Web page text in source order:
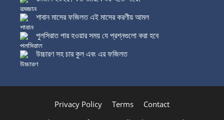
শাবান মাসের ফজিলত এই মাসের করণীয় আমল
পুলসিরাত পার হওয়ার সময় যে প্রশ্নগুলো করা হবে
উচ্চারণ সহ চার কুল এবং এর ফজিলত
Privacy Policy Terms
Contact